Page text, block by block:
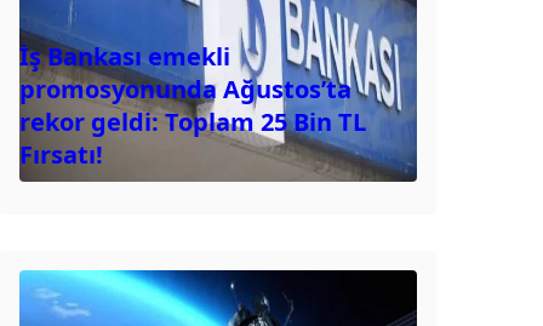
İş Bankası emekli
promosyonunda Ağustos’ta
rekor geldi: Toplam 25 Bin TL
Fırsatı!